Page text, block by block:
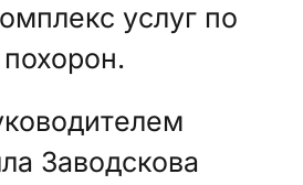
услуг по
Заводскова